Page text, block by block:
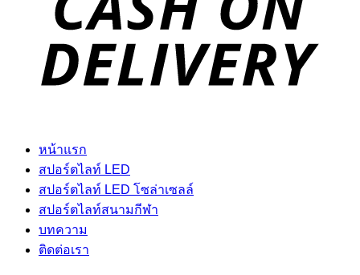
หน้าแรก
สปอร์ตไลท์ LED
สปอร์ตไลท์ LED โซล่าเซลล์
สปอร์ตไลท์สนามกีฬา
บทความ
ติดต่อเรา